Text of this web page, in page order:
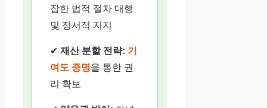
잡한 법적 절차 대행
및 정서적 지지
✔ 재산 분할 전략: 기
여도 증명을 통한 권
리 확보